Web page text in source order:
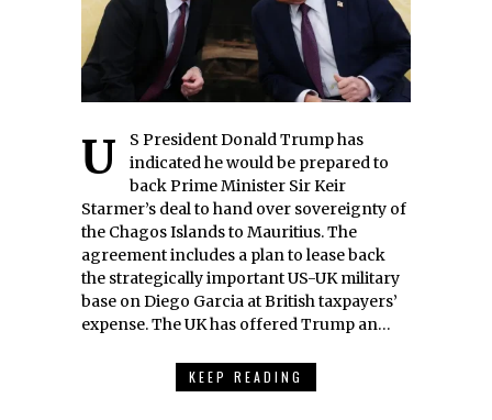
US President Donald Trump has
indicated he would be prepared to
back Prime Minister Sir Keir
Starmer’s deal to hand over sovereignty of
the Chagos Islands to Mauritius. The
agreement includes a plan to lease back
the strategically important US-UK military
base on Diego Garcia at British taxpayers’
expense. The UK has offered Trump an…
KEEP READING